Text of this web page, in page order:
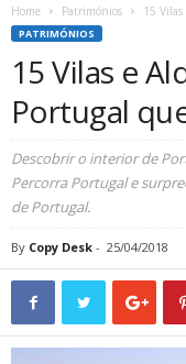
Home Patrimónios 15
PATRIMÓNIOS
15 Vilas e
Portugal
Descobrir o interior de
Percorra Portugal e
de Portugal.
By Copy Desk - 25/04/2018